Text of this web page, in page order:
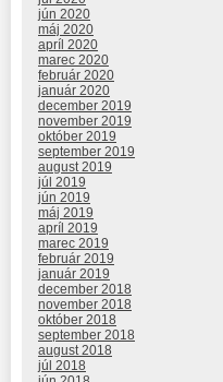
jún 2020
máj 2020
apríl 2020
marec 2020
február 2020
január 2020
december 2019
november 2019
október 2019
september 2019
august 2019
júl 2019
jún 2019
máj 2019
apríl 2019
marec 2019
február 2019
január 2019
december 2018
november 2018
október 2018
september 2018
august 2018
júl 2018